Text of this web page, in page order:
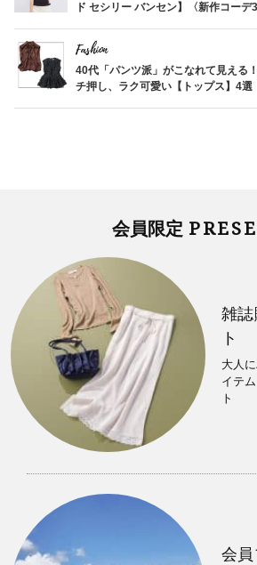
ド セシリー バンセン】〈新作コーデ3
Fashion
40代「パンツ派」がこなれて見える
チ押し、ラク可愛い【トップス】4選
会員限定
雑
ト
大人
イテ
ト
会員